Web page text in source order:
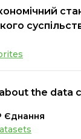
the data
Єднання